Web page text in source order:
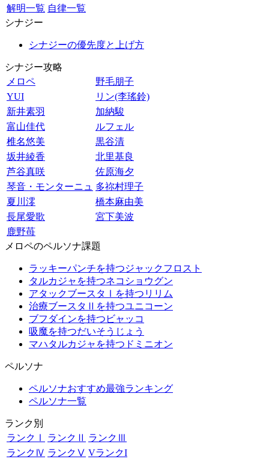
解明一覧 自律一覧
シナジー
シナジーの優先度と上げ方
シナジー攻略
メロペ
野毛朋子
YUI
リン(李瑤鈴)
新井素羽
加納駿
富山佳代
ルフェル
椎名悠美
黒谷清
坂井綾香
北里基良
芦谷真咲
佐原海夕
琴音・モンターニュ 多祢村理子
夏川澪
橋本麻由美
長尾愛歌
宮下美波
鹿野苺
メロペのペルソナ課題
ラッキーパンチを持つジャックフロスト
タルカジャを持つネコショウグン
アタックブースタⅠを持つリリム
治療ブースタⅡを持つユニコーン
ブフダインを持つビャッコ
吸魔を持つだいそうじょう
マハタルカジャを持つドミニオン
ペルソナ
ペルソナおすすめ最強ランキング
ペルソナ一覧
ランク別
ランクⅠ
ランクⅡ ランクⅢ
ランクⅣ ランクⅤ VランクI